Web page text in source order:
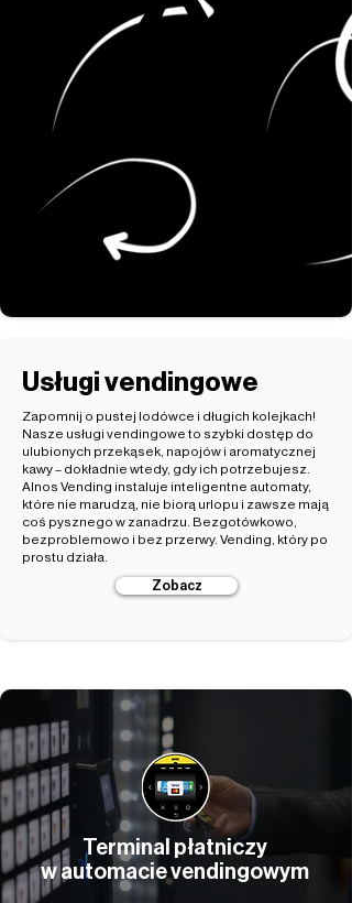
Usługi vendingowe
Zapomnij o pustej lodówce i długich kolejkach!
Nasze usługi vendingowe to szybki dostęp do
ulubionych przekąsek, napojów i aromatycznej
kawy – dokładnie wtedy, gdy ich potrzebujesz.
Alnos Vending instaluje inteligentne automaty,
które nie marudzą, nie biorą urlopu i zawsze mają
coś pysznego w zanadrzu. Bezgotówkowo,
bezproblemowo i bez przerwy. Vending, który po
prostu działa.
Zobacz
Terminal płatniczy
w automacie vendingowym